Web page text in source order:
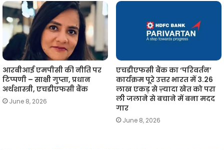
आरबीआई एमपीसी की नीति पर
टिप्पणी – साक्षी गुप्ता, प्रधान
अर्थशास्त्री, एचडीएफसी बैंक
June 8, 2026
एचडीएफसी बैंक का ‘परिवर्तन’
कार्यक्रम पूरे उत्तर भारत में 3.26
लाख एकड़ से ज़्यादा खेत को परा
ली जलाने से बचाने में बना मदद
गार
June 8, 2026